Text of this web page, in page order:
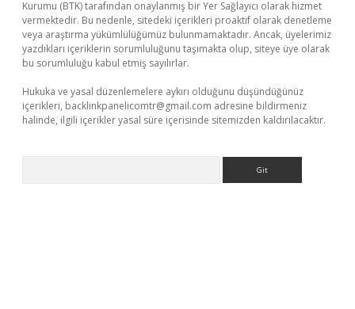
Kurumu (BTK) tarafından onaylanmış bir Yer Sağlayıcı olarak hizmet
vermektedir. Bu nedenle, sitedeki içerikleri proaktif olarak denetleme
veya araştırma yükümlülüğümüz bulunmamaktadır. Ancak, üyelerimiz
yazdıkları içeriklerin sorumluluğunu taşımakta olup, siteye üye olarak
bu sorumluluğu kabul etmiş sayılırlar.
Hukuka ve yasal düzenlemelere aykırı olduğunu düşündüğünüz
içerikleri, backlinkpanelicomtr@gmail.com adresine bildirmeniz
halinde, ilgili içerikler yasal süre içerisinde sitemizden kaldırılacaktır.